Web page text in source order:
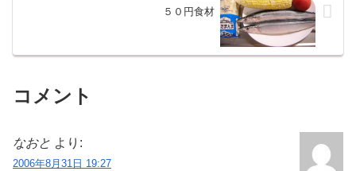
５０円食材
コメント
なおと より:
2006年8月31日 19:27